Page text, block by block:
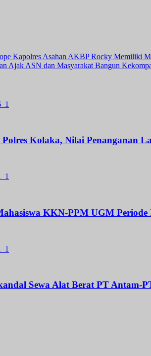
Kapolres Asahan AKBP Rocky Memiliki
Ajak ASN dan Masyarakat Bangun
Kolaka, Nilai Penanganan
KKN-PPM UGM
Sewa Alat Berat PT Antam-